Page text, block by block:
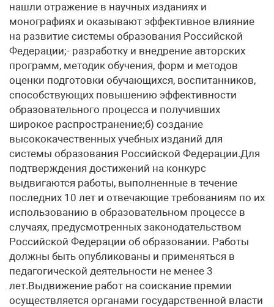
нашли отражение в научных изданиях и
монографиях и оказывают эффективное влияние
на развитие системы образования Российской
Федерации;- разработку и внедрение авторских
программ, методик обучения, форм и методов
оценки подготовки обучающихся, воспитанников,
способствующих повышению эффективности
образовательного процесса и получивших
широкое распространение;б) создание
высококачественных учебных изданий для
системы образования Российской Федерации.Для
подтверждения достижений на конкурс
выдвигаются работы, выполненные в течение
последних 10 лет и отвечающие требованиям по их
использованию в образовательном процессе в
случаях, предусмотренных законодательством
Российской Федерации об образовании. Работы
должны быть опубликованы и применяться в
педагогической деятельности не менее 3
лет.Выдвижение работ на соискание премии
осуществляется органами государственной власти